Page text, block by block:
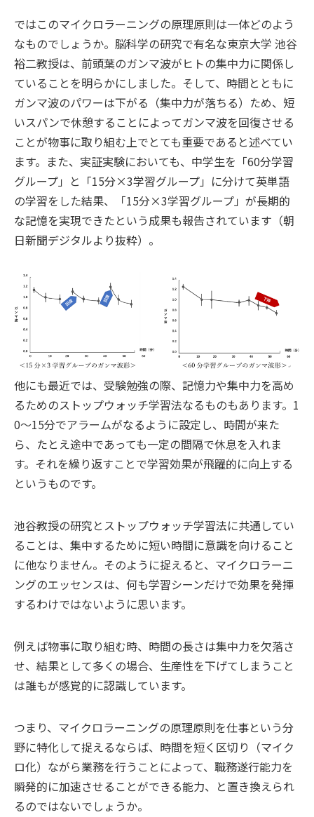
ではこのマイクロラーニングの原理原則は一体どのよう
なものでしょうか。脳科学の研究で有名な東京大学 池谷
裕二教授は、前頭葉のガンマ波がヒトの集中力に関係し
ていることを明らかにしました。そして、時間とともに
ガンマ波のパワーは下がる（集中力が落ちる）ため、短
いスパンで休憩することによってガンマ波を回復させる
ことが物事に取り組む上でとても重要であると述べてい
ます。また、実証実験においても、中学生を「60分学習
グループ」と「15分×3学習グループ」に分けて英単語
の学習をした結果、「15分×3学習グループ」が長期的
な記憶を実現できたという成果も報告されています（朝
日新聞デジタルより抜粋）。
他にも最近では、受験勉強の際、記憶力や集中力を高め
るためのストップウォッチ学習法なるものもあります。1
0～15分でアラームがなるように設定し、時間が来た
ら、たとえ途中であっても一定の間隔で休息を入れま
す。それを繰り返すことで学習効果が飛躍的に向上する
というものです。
池谷教授の研究とストップウォッチ学習法に共通してい
ることは、集中するために短い時間に意識を向けること
に他なりません。そのように捉えると、マイクロラーニ
ングのエッセンスは、何も学習シーンだけで効果を発揮
するわけではないように思います。
例えば物事に取り組む時、時間の長さは集中力を欠落さ
せ、結果として多くの場合、生産性を下げてしまうこと
は誰もが感覚的に認識しています。
つまり、マイクロラーニングの原理原則を仕事という分
野に特化して捉えるならば、時間を短く区切り（マイク
ロ化）ながら業務を行うことによって、職務遂行能力を
瞬発的に加速させることができる能力、と置き換えられ
るのではないでしょうか。